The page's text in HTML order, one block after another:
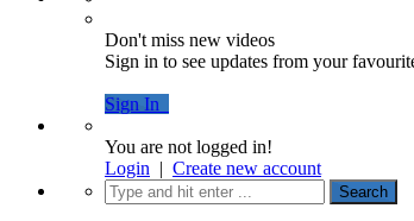
Don't miss new videos
Sign in to see updates from your
Sign In
You are not logged in!
Login | Create new account